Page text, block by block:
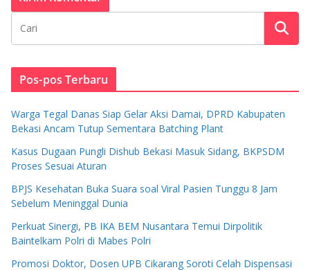
Pos-pos Terbaru
Warga Tegal Danas Siap Gelar Aksi Damai, DPRD Kabupaten
Bekasi Ancam Tutup Sementara Batching Plant
Kasus Dugaan Pungli Dishub Bekasi Masuk Sidang, BKPSDM
Proses Sesuai Aturan
BPJS Kesehatan Buka Suara soal Viral Pasien Tunggu 8 Jam
Sebelum Meninggal Dunia
Perkuat Sinergi, PB IKA BEM Nusantara Temui Dirpolitik
Baintelkam Polri di Mabes Polri
Promosi Doktor, Dosen UPB Cikarang Soroti Celah Dispensasi